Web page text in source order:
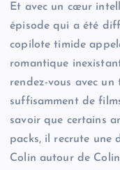
Et avec un cœur
épisode qui a été
copilote timide
romantique
rendez-vous avec
suffisamment de
savoir que certains
packs, il recrute une
Colin autour de